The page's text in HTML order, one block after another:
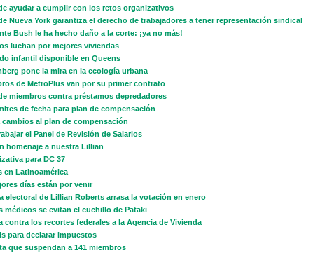
ayudar a cumplir con los retos organizativos
Nueva York garantiza el derecho de trabajadores a tener representación sindical
Bush le ha hecho daño a la corte: ¡ya no más!
luchan por mejores viviendas
infantil disponible en Queens
pone la mira en la ecología urbana
de MetroPlus van por su primer contrato
miembros contra préstamos depredadores
de fecha para plan de compensación
cambios al plan de compensación
el Panel de Revisión de Salarios
homenaje a nuestra Lillian
para DC 37
en Latinoamérica
días están por venir
electoral de Lillian Roberts arrasa la votación en enero
médicos se evitan el cuchillo de Pataki
contra los recortes federales a la Agencia de Vivienda
para declarar impuestos
que suspendan a 141 miembros